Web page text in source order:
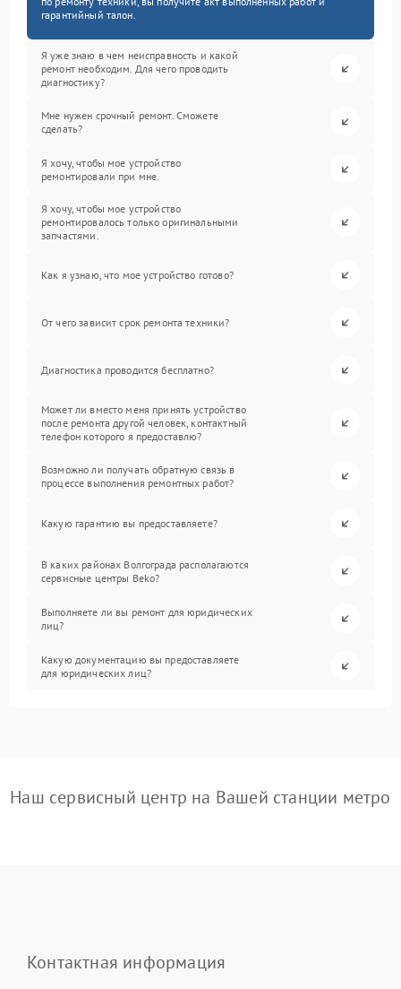
гарантийный талон.
Я уже знаю в чем неисправность и какой
ремонт необходим. Для чего проводить
диагностику?
Мне нужен срочный ремонт. Сможете
сделать?
Я хочу, чтобы мое устройство
ремонтировали при мне.
Я хочу, чтобы мое устройство
ремонтировалось только оригинальными
запчастями.
Как я узнаю, что мое устройство готово?
От чего зависит срок ремонта техники?
Диагностика проводится бесплатно?
Может ли вместо меня принять устройство
после ремонта другой человек, контактный
телефон которого я предоставлю?
Возможно ли получать обратную связь в
процессе выполнения ремонтных работ?
Какую гарантию вы предоставляете?
В каких районах Волгограда располагаются
сервисные центры Beko?
Выполняете ли вы ремонт для юридических
лиц?
Какую документацию вы предоставляете
для юридических лиц?
Наш сервисный центр на Вашей станции метро
Контактная информация